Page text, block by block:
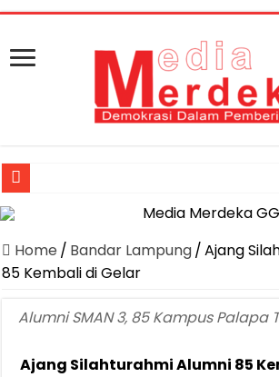
Jasa Raharja Serahkan Santunan kepada
Dirut Jasa Raharja Dampingi Wamenhub
Pastikan Pelayanan Maksimal, Direksi Jasa
Jasa Raharja Jamin Seluruh Korban
Gelar Audiensi, Jasa Raharja dan
Home / Bandar Lampung/Ajang
85 Kembali di Gelar
Alumni SMAN 3, 85 Kampus Palapa
Ajang Silahturahmi Alumni 85